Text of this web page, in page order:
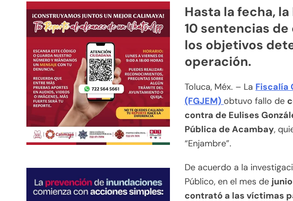
Hasta la fecha,
10 sentencias
los objetivos
operación.
Toluca, Méx. – La Fiscalía
(FGJEM) obtuvo fallo de
contra de Eulises
Pública de Acambay,
“Enjambre”.
De acuerdo a la
Público, en el mes de
contrató a las víctimas